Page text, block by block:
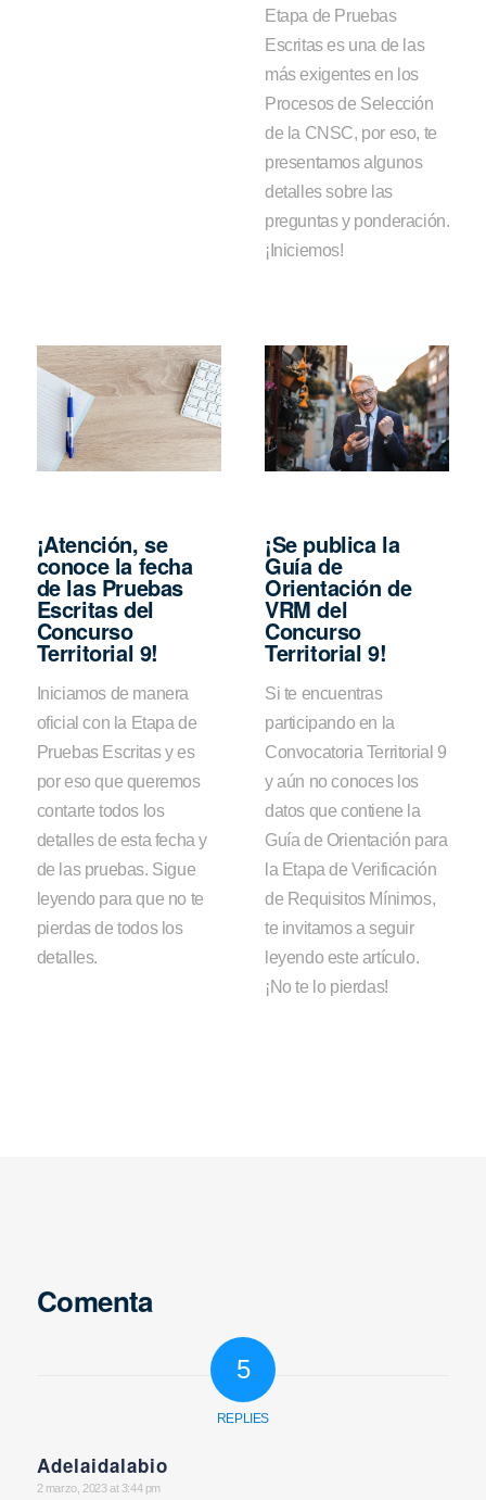
Etapa de Pruebas
Escritas es una de las
más exigentes en los
Procesos de Selección
de la CNSC, por eso, te
presentamos algunos
detalles sobre las
preguntas y ponderación.
¡Iniciemos!
¡Atención, se
conoce la fecha
de las Pruebas
Escritas del
Concurso
Territorial 9!
Iniciamos de manera
oficial con la Etapa de
Pruebas Escritas y es
por eso que queremos
contarte todos los
detalles de esta fecha y
de las pruebas. Sigue
leyendo para que no te
pierdas de todos los
detalles.
¡Se publica la
Guía de
Orientación de
VRM del
Concurso
Territorial 9!
Si te encuentras
participando en la
Convocatoria Territorial 9
y aún no conoces los
datos que contiene la
Guía de Orientación para
la Etapa de Verificación
de Requisitos Mínimos,
te invitamos a seguir
leyendo este artículo.
¡No te lo pierdas!
Comenta
5
REPLIES
Adelaidalabio
says:
2 marzo, 2023 at 3:44 pm